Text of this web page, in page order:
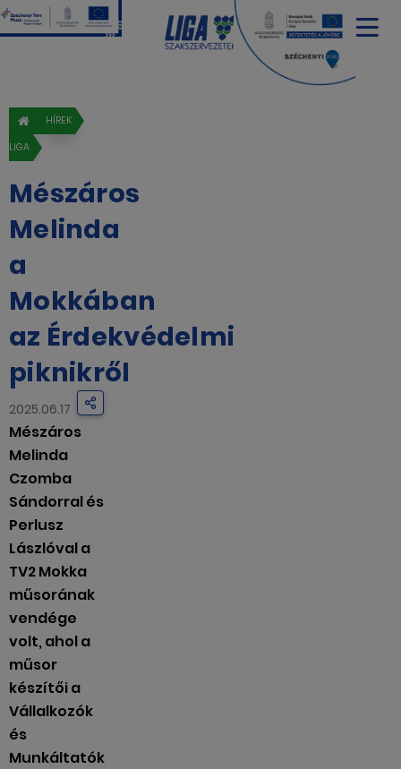
HÍREK
LIGA
Mészáros
Melinda
a
Mokkában
az Érdekvédelmi
piknikről
2025.06.17
Mészáros
Melinda
Czomba
Sándorral és
Perlusz
Lászlóval a
TV2 Mokka
műsorának
vendége
volt, ahol a
műsor
készítői a
Vállalkozók
és
Munkáltatók